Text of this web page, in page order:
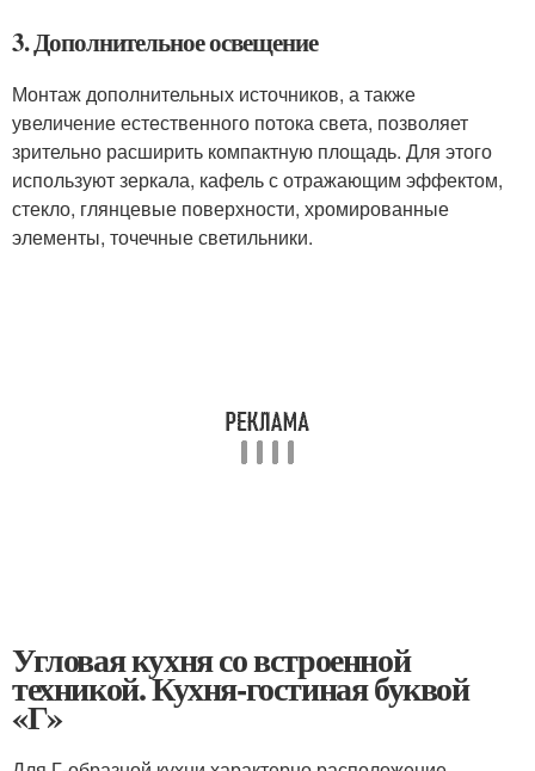
3. Дополнительное освещение
Монтаж дополнительных источников, а также
увеличение естественного потока света, позволяет
зрительно расширить компактную площадь. Для этого
используют зеркала, кафель с отражающим эффектом,
стекло, глянцевые поверхности, хромированные
элементы, точечные светильники.
Угловая кухня со встроенной
техникой. Кухня-гостиная буквой
«Г»